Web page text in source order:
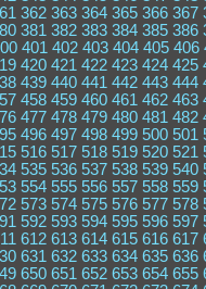
362 363 364 365 366 367
381 382 383 384 385 386
401 402 403 404 405 406
420 421 422 423 424 425
439 440 441 442 443 444
458 459 460 461 462 463
477 478 479 480 481 482
496 497 498 499 500 501
516 517 518 519 520 521
535 536 537 538 539 540
554 555 556 557 558 559
573 574 575 576 577 578
592 593 594 595 596 597
612 613 614 615 616 617
631 632 633 634 635 636
650 651 652 653 654 655